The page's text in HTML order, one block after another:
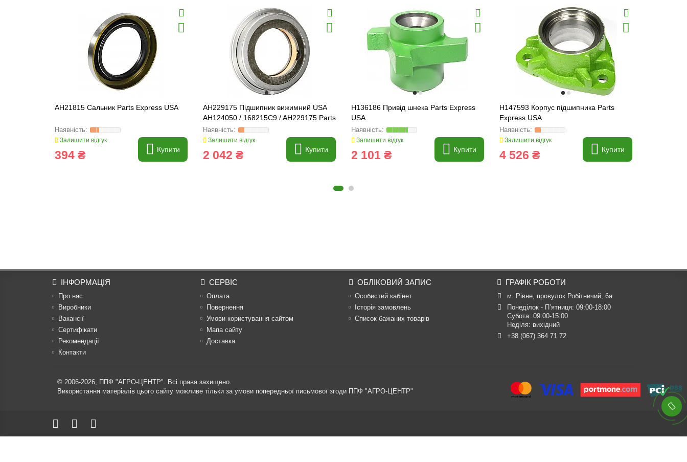
AH21815 Сальник Parts Express USA
Залишити відгук
394 ₴ Купити
AH229175 Підшипник вижимний USA
AH124050 / 168215C9 / AH229175 Parts
Express USA
Залишити відгук
2 042 ₴ Купити
H136186 Привід шнека Parts Express
USA
Залишити відгук
2 101 ₴ Купити
H147593 Корпус підшипника Parts
Express USA
Залишити відгук
4 526 ₴ Купити
ІНФОРМАЦІЯ
Про нас
Виробники
Вакансії
Сертифікати
Рекомендації
Контакти
СЕРВІС
Оплата
Повернення
Умови користування сайтом
Мапа сайту
Доставка
ОБЛІКОВИЙ ЗАПИС
Особистий кабінет
Історія замовлень
Список бажаних товарів
ГРАФІК РОБОТИ
м. Рівне, провулок Робітничий, 6а
Понеділок - П’ятниця: 09:00-18:00
Субота: 09:00-15:00
Неділя: вихідний
+38 (067) 364 71 72
© 2006-2026, ППФ "АГРО-ЦЕНТР". Всі права захищено.
Використання матеріалів цього сайту можливе тільки за умови попередньої письмової згоди ППФ "АГРО-ЦЕНТР"